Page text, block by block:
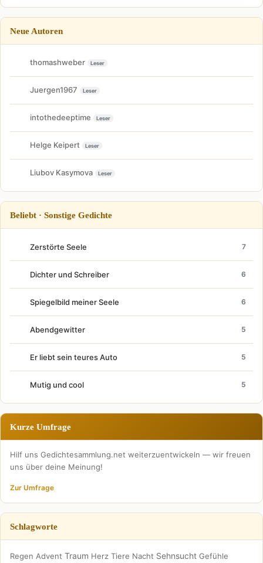
Neue Autoren
thomashweber Leser
Juergen1967 Leser
intothedeeptime Leser
Helge Keipert Leser
Liubov Kasymova Leser
Beliebt · Sonstige Gedichte
Zerstörte Seele 7
Dichter und Schreiber 6
Spiegelbild meiner Seele 6
Abendgewitter 5
Er liebt sein teures Auto 5
Mutig und cool 5
Kurze Umfrage
Hilf uns Gedichtesammlung.net weiterzuentwickeln — wir freuen
uns über deine Meinung!
Zur Umfrage
Schlagworte
Regen Advent Traum Herz Tiere Nacht Sehnsucht Gefühle